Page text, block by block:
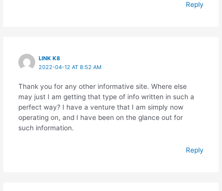
Reply
LINK K8
2022-04-12 AT 8:52 AM
Thank you for any other informative site. Where else
may just I am getting that type of info written in such a
perfect way? I have a venture that I am simply now
operating on, and I have been on the glance out for
such information.
Reply